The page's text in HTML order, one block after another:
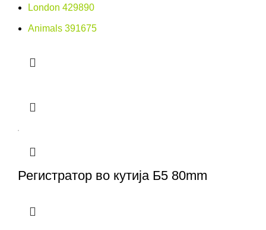
London 429890
Animals 391675
Регистратор во кутија Б5 80mm